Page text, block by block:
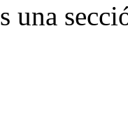
una